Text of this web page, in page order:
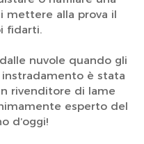
mettere alla prova il
fidarti.
nuvole quando gli
è stata
rivenditore di lame
esperto del
d’oggi!